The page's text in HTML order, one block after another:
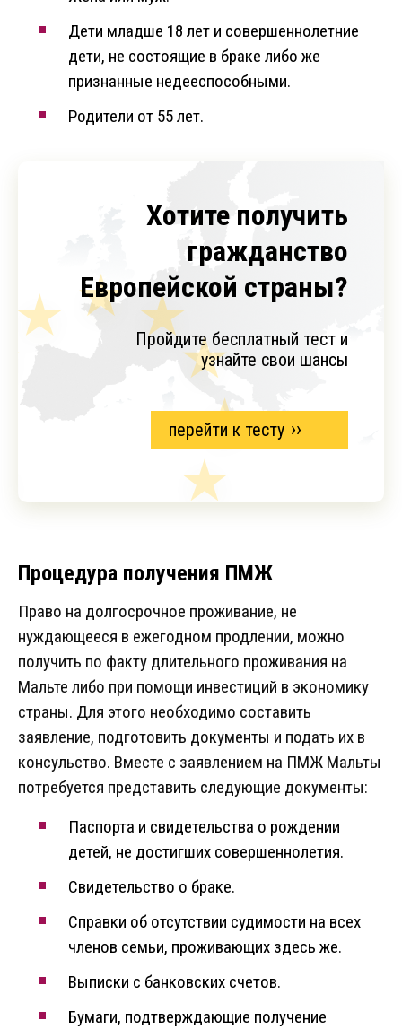
Дети младше 18 лет и совершеннолетние
дети, не состоящие в браке либо же
признанные недееспособными.
Родители от 55 лет.
Хотите получить
гражданство
Европейской страны?
Пройдите бесплатный тест и
узнайте свои шансы
перейти к тесту
Процедура получения ПМЖ
Право на долгосрочное проживание, не
нуждающееся в ежегодном продлении, можно
получить по факту длительного проживания на
Мальте либо при помощи инвестиций в экономику
страны. Для этого необходимо составить
заявление, подготовить документы и подать их в
консульство. Вместе с заявлением на ПМЖ Мальты
потребуется представить следующие документы:
Паспорта и свидетельства о рождении
детей, не достигших совершеннолетия.
Свидетельство о браке.
Справки об отсутствии судимости на всех
членов семьи, проживающих здесь же.
Выписки с банковских счетов.
Бумаги, подтверждающие получение